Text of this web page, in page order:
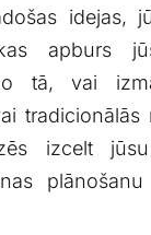
idejas,
apburs
tā, vai
tradicionālās‍
izcelt